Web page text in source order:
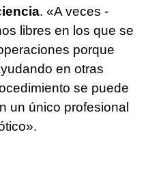
. «A veces -
libres en los que se
porque
en otras
se puede
un único profesional